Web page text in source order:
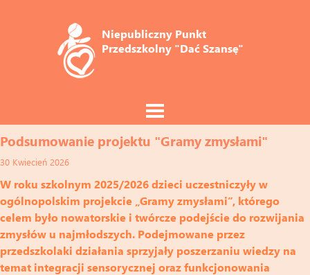
Niepubliczny Punkt
Przedszkolny "Dać Szansę"
Podsumowanie projektu "Gramy zmysłami"
30 Kwiecień 2026
W roku szkolnym 2025/2026 dzieci uczestniczyły w
ogólnopolskim projekcie „Gramy zmysłami”, którego
celem było nowatorskie i twórcze podejście do rozwijania
zmysłów u najmłodszych. Podejmowane przez
przedszkolaki działania sprzyjały poszerzaniu wiedzy na
temat integracji sensorycznej oraz funkcjonowania